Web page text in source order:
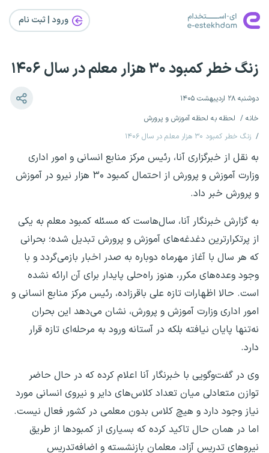
ورود | ثبت‌ نام
زنگ خطر کمبود ۳۰ هزار معلم در سال ۱۴۰۶
دوشنبه ۲۸ اردیبهشت ۱۴۰۵
خانه
لحظه به لحظه آموزش و پرورش
زنگ خطر کمبود ۳۰ هزار معلم در سال ۱۴۰۶
به نقل از خبرگزاری آنا، رئیس مرکز منابع انسانی و امور اداری
وزارت آموزش و پرورش از احتمال کمبود ۳۰ هزار نیرو در آموزش
و پرورش خبر داد.
به گزارش خبرنگار آنا، سال‌هاست که مسئله کمبود معلم به یکی
از پرتکرارترین دغدغه‌های آموزش و پرورش تبدیل شده؛ بحرانی
که هر سال با آغاز مهرماه دوباره به صدر اخبار بازمی‌گردد و با
وجود وعده‌های مکرر، هنوز راه‌حلی پایدار برای آن ارائه نشده
است. حالا اظهارات تازه علی باقرزاده، رئیس مرکز منابع انسانی و
امور اداری وزارت آموزش و پرورش، نشان می‌دهد این بحران
نه‌تنها پایان نیافته بلکه در آستانه ورود به مرحله‌ای تازه قرار
دارد.
وی در گفت‌وگویی با خبرنگار آنا اعلام کرده که در حال حاضر
توازن متعادلی میان تعداد کلاس‌های دایر و نیروی انسانی مورد
نیاز وجود دارد و هیچ کلاس بدون معلمی در کشور فعال نیست.
اما در همان حال تاکید کرده که بسیاری از کمبود‌ها از طریق
نیرو‌های تدریس آزاد، معلمان بازنشسته و اضافه‌تدریس